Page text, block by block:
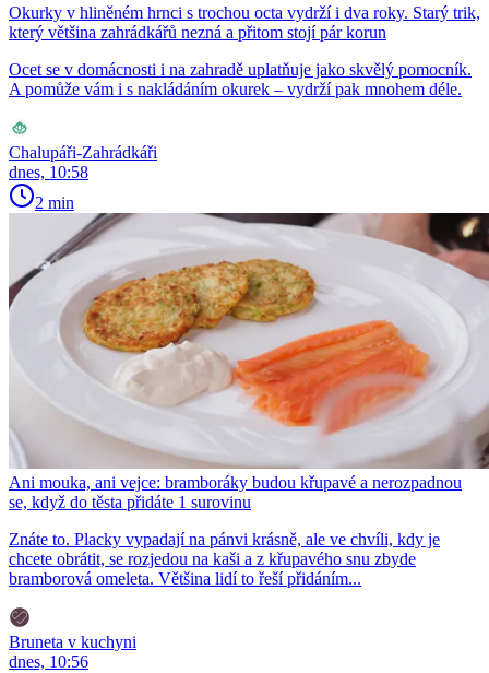
Okurky v hliněném hrnci s trochou octa vydrží i dva roky. Starý trik,
který většina zahrádkářů nezná a přitom stojí pár korun
Ocet se v domácnosti i na zahradě uplatňuje jako skvělý pomocník.
A pomůže vám i s nakládáním okurek – vydrží pak mnohem déle.
Chalupáři-Zahrádkáři
dnes, 10:58
2 min
Ani mouka, ani vejce: bramboráky budou křupavé a nerozpadnou
se, když do těsta přidáte 1 surovinu
Znáte to. Placky vypadají na pánvi krásně, ale ve chvíli, kdy je
chcete obrátit, se rozjedou na kaši a z křupavého snu zbyde
bramborová omeleta. Většina lidí to řeší přidáním...
Bruneta v kuchyni
dnes, 10:56